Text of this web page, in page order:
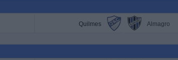
Quilmes Almagro